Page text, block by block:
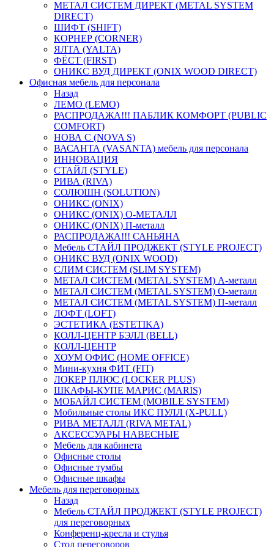
МЕТАЛ СИСТЕМ ДИРЕКТ (METAL SYSTEM
DIRECT)
ШИФТ (SHIFT)
КОРНЕР (CORNER)
ЯЛТА (YALTA)
ФЁСТ (FIRST)
ОНИКС ВУД ДИРЕКТ (ONIX WOOD DIRECT)
Офисная мебель для персонала
Назад
ЛЕМО (LEMO)
РАСПРОДАЖА!!! ПАБЛИК КОМФОРТ (PUBLIC
COMFORT)
НОВА С (NOVA S)
ВАСАНТА (VASANTA) мебель для персонала
ИННОВАЦИЯ
СТАЙЛ (STYLE)
РИВА (RIVA)
СОЛЮШН (SOLUTION)
ОНИКС (ONIX)
ОНИКС (ONIX) O-МЕТАЛЛ
ОНИКС (ONIX) П-металл
РАСПРОДАЖА!!! САНЬЯНА
Мебель СТАЙЛ ПРОДЖЕКТ (STYLE PROJECT)
ОНИКС ВУД (ONIX WOOD)
СЛИМ СИСТЕМ (SLIM SYSTEM)
МЕТАЛ СИСТЕМ (METAL SYSTEM) А-металл
МЕТАЛ СИСТЕМ (METAL SYSTEM) О-металл
МЕТАЛ СИСТЕМ (METAL SYSTEM) П-металл
ЛОФТ (LOFT)
ЭСТЕТИКА (ESTETIKA)
КОЛЛ-ЦЕНТР БЭЛЛ (BELL)
КОЛЛ-ЦЕНТР
ХОУМ ОФИС (HOME OFFICE)
Мини-кухня ФИТ (FIT)
ЛОКЕР ПЛЮС (LOCKER PLUS)
ШКАФЫ-КУПЕ МАРИС (MARIS)
МОБАЙЛ СИСТЕМ (MOBILE SYSTEM)
Мобильные столы ИКС ПУЛЛ (X-PULL)
РИВА МЕТАЛЛ (RIVA METAL)
АКСЕССУАРЫ НАВЕСНЫЕ
Мебель для кабинета
Офисные столы
Офисные тумбы
Офисные шкафы
Мебель для переговорных
Назад
Мебель СТАЙЛ ПРОДЖЕКТ (STYLE PROJECT)
для переговорных
Конференц-кресла и стулья
Стол переговоров